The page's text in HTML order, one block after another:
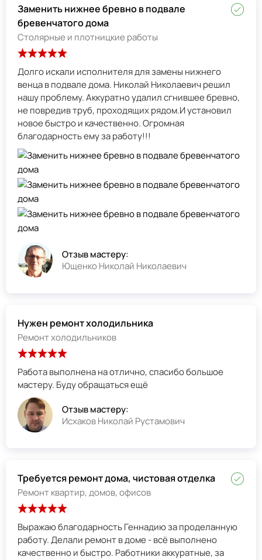
Заменить нижнее бревно в подвале
бревенчатого дома
Столярные и плотницкие работы
Долго искали исполнителя для замены нижнего
венца в подвале дома. Николай Николаевич решил
нашу проблему. Аккуратно удалил сгнившее бревно,
не повредив труб, проходящих рядом.И установил
новое быстро и качественно. Огромная
благодарность ему за работу!!!
Отзыв мастеру:
Ющенко Николай Николаевич
Нужен ремонт холодильника
Ремонт холодильников
Работа выполнена на отлично, спасибо большое
мастеру. Буду обращаться ещё
Отзыв мастеру:
Исхаков Николай Рустамович
Требуется ремонт дома, чистовая отделка
Ремонт квартир, домов, офисов
Выражаю благодарность Геннадию за проделанную
работу. Делали ремонт в доме - всё выполнено
качественно и быстро. Работники аккуратные, за